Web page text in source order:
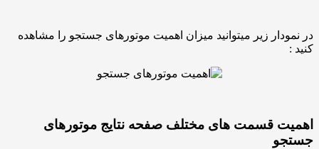
زیر میتوانید میزان اهمیت موتورهای جستجو را مشاهده
قسمت های مختلف صفحه نتایج موتورهای